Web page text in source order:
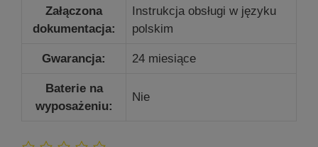
Załączona
dokumentacja:
Instrukcja obsługi w języku
polskim
Gwarancja: 24 miesiące
Baterie na
wyposażeniu:
Nie